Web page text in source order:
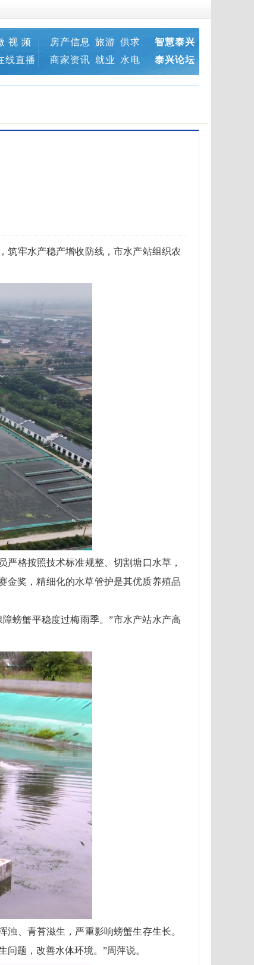
视 频
线直播
房产信息 旅游 供求
商家资讯 就业 水电
智慧泰兴
泰兴论坛
筑牢水产稳产增收防线，市水产站组织农
格按照技术标准规整、切割塘口水草，
金奖，精细化的水草管护是其优质养殖品
螃蟹平稳度过梅雨季。”市水产站水产高
、青苔滋生，严重影响螃蟹生存生长。
题，改善水体环境。”周萍说。